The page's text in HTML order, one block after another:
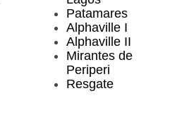
Patamares
Alphaville I
Alphaville II
Mirantes de
Periperi
Resgate